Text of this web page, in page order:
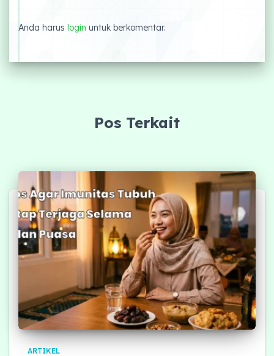
Anda harus login untuk berkomentar.
Pos Terkait
ARTIKEL